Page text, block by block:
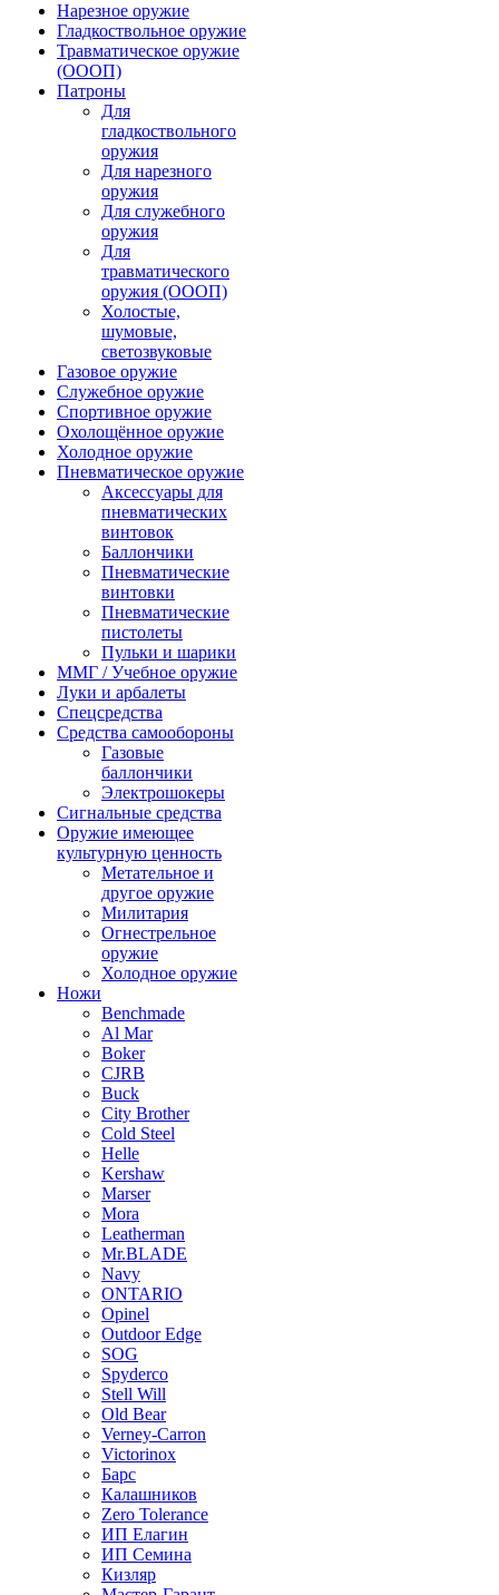
Нарезное оружие
Гладкоствольное оружие
Травматическое оружие
(ОООП)
Патроны
Для
гладкоствольного
оружия
Для нарезного
оружия
Для служебного
оружия
Для
травматического
оружия (ОООП)
Холостые,
шумовые,
светозвуковые
Газовое оружие
Служебное оружие
Спортивное оружие
Охолощённое оружие
Холодное оружие
Пневматическое оружие
Аксессуары для
пневматических
винтовок
Баллончики
Пневматические
винтовки
Пневматические
пистолеты
Пульки и шарики
ММГ / Учебное оружие
Луки и арбалеты
Спецсредства
Средства самообороны
Газовые
баллончики
Электрошокеры
Сигнальные средства
Оружие имеющее
культурную ценность
Метательное и
другое оружие
Милитария
Огнестрельное
оружие
Холодное оружие
Ножи
Benchmade
Al Mar
Boker
CJRB
Buck
City Brother
Cold Steel
Helle
Kershaw
Marser
Mora
Leatherman
Mr.BLADE
Navy
ONTARIO
Opinel
Outdoor Edge
SOG
Spyderco
Stell Will
Old Bear
Verney-Carron
Victorinox
Барс
Калашников
Zero Tolerance
ИП Елагин
ИП Семина
Кизляр